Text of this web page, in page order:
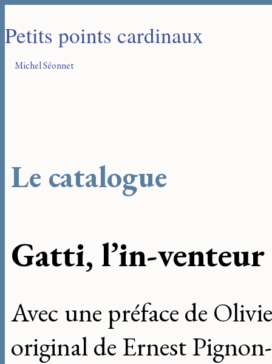
Petits points cardinaux
Michel Séonnet
Le catalogue
Gatti, l’in-venteur
Avec une préface de
original de Ernest